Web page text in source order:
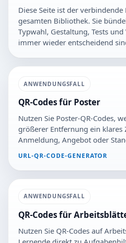
Diese Seite ist der verbindende
gesamten Bibliothek. Sie
Typwahl, Gestaltung, Tests
immer wieder entscheidend
ANWENDUNGSFALL
QR-Codes für Poster
Nutzen Sie Poster-QR-Codes,
größerer Entfernung ein klares
Anmeldung, Angebot oder
URL-QR-CODE-GENERATOR
ANWENDUNGSFALL
QR-Codes für
Nutzen Sie QR-Codes auf